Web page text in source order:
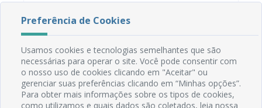
Não há notícias relacionadas a secretaria
Preferência de Cookies
Usamos cookies e tecnologias semelhantes que são
necessárias para operar o site. Você pode consentir com
o nosso uso de cookies clicando em "Aceitar" ou
gerenciar suas preferências clicando em “Minhas opções”.
Para obter mais informações sobre os tipos de cookies,
como utilizamos e quais dados são coletados, leia nossa